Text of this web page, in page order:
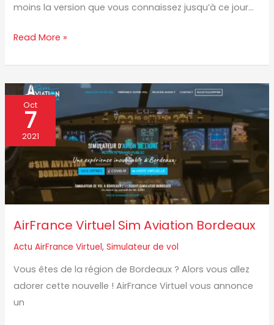
moins la version que vous connaissez jusqu’à ce jour…
Read More »
Oct
7
2021
AirFrance Virtuel Sim Aviation Bordeaux
Actu AirFrance Virtuel,Simulateur de vol
Vous êtes de la région de Bordeaux ? Alors vous allez
adorer cette nouvelle ! AirFrance Virtuel vous annonce
un
AirFrance
Virtuel
Sim
Aviation
Bordeaux